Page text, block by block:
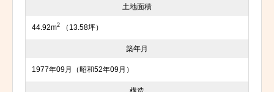
土地面積
44.92m2 （13.58坪）
築年月
1977年09月（昭和52年09月）